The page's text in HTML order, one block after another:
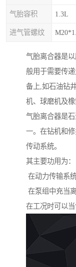
气胎容积 1.3L
进气管螺纹
气胎离合器是
般用于需要传
备上,如石油钻
机、球磨机及橡
气胎离合器是
一。在钻机和
传动系统。
其主要功用为：
在动力传输系
在泵组中充当
在工况时可以当